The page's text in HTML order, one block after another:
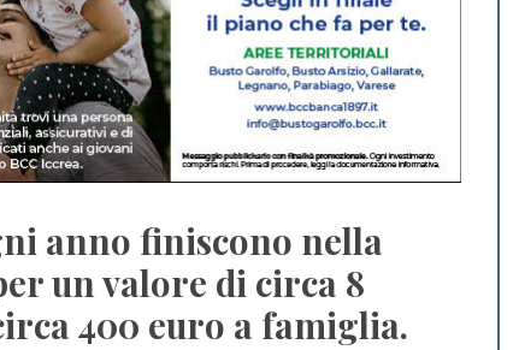
anno finiscono nella
un valore di circa 8
400 euro a famiglia.